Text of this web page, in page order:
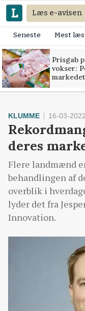
Læs e-avisen
Seneste Mest
Prisgab
vokser:
markedet
KLUMME 16-03-
deres
Flere landmænd
behandlingen af
overblik i
lyder det fra
Innovation.